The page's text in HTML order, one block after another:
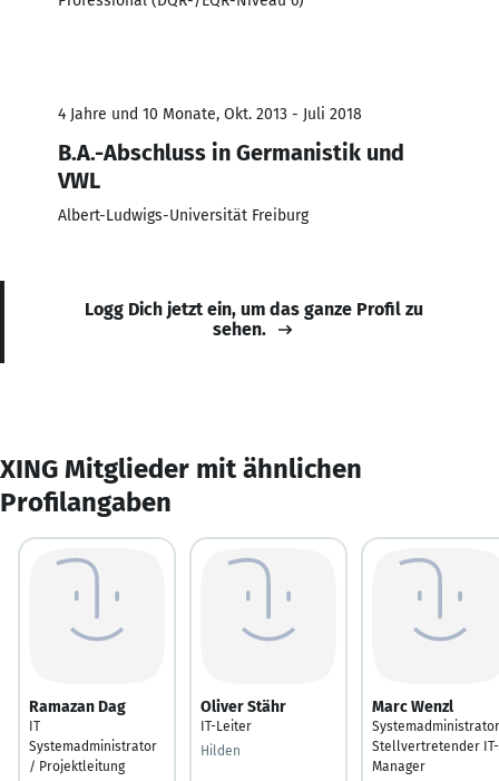
4 Jahre und 10 Monate, Okt. 2013 - Juli 2018
B.A.-Abschluss in Germanistik und
VWL
Albert-Ludwigs-Universität Freiburg
Logg Dich jetzt ein, um das ganze Profil zu
sehen.
XING Mitglieder mit ähnlichen
Profilangaben
Ramazan Dag
IT
Systemadministrator
/ Projektleitung
Oliver Stähr
IT-Leiter
Hilden
Marc Wenzl
Stellvertretender IT-
Manager